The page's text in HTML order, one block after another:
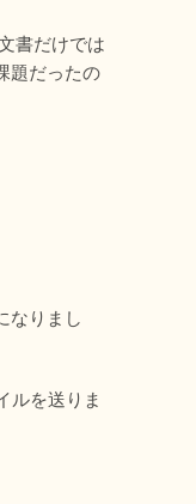
書だけでは
題だったの
なりまし
ルを送りま